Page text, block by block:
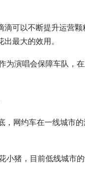
可以不断提升运营颗
最大的效用。
演唱会保障车队，
网约车在一线城市
猪，目前低线城市的